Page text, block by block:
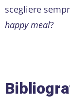
scegliere
happy meal?